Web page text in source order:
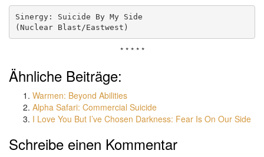
Sinergy: Suicide By My Side
(Nuclear Blast/Eastwest)
* * * * *
Ähnliche Beiträge:
Warmen: Beyond Abilities
Alpha Safari: Commercial Suicide
I Love You But I’ve Chosen Darkness: Fear Is On Our Side
Schreibe einen Kommentar